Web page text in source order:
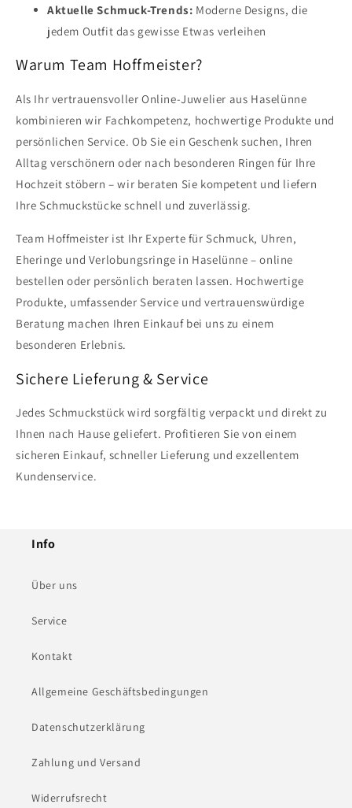
Aktuelle Schmuck-Trends: Moderne Designs, die
jedem Outfit das gewisse Etwas verleihen
Warum Team Hoffmeister?
Als Ihr vertrauensvoller Online-Juwelier aus Haselünne
kombinieren wir Fachkompetenz, hochwertige Produkte und
persönlichen Service. Ob Sie ein Geschenk suchen, Ihren
Alltag verschönern oder nach besonderen Ringen für Ihre
Hochzeit stöbern – wir beraten Sie kompetent und liefern
Ihre Schmuckstücke schnell und zuverlässig.
Team Hoffmeister ist Ihr Experte für Schmuck, Uhren,
Eheringe und Verlobungsringe in Haselünne – online
bestellen oder persönlich beraten lassen. Hochwertige
Produkte, umfassender Service und vertrauenswürdige
Beratung machen Ihren Einkauf bei uns zu einem
besonderen Erlebnis.
Sichere Lieferung & Service
Jedes Schmuckstück wird sorgfältig verpackt und direkt zu
Ihnen nach Hause geliefert. Profitieren Sie von einem
sicheren Einkauf, schneller Lieferung und exzellentem
Kundenservice.
Info
Über uns
Service
Kontakt
Allgemeine Geschäftsbedingungen
Datenschutzerklärung
Zahlung und Versand
Widerrufsrecht